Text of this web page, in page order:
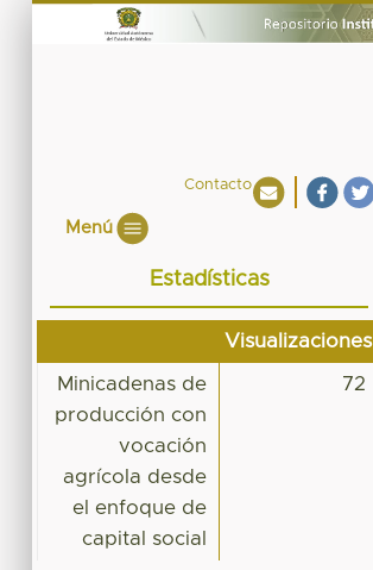
Contacto
Menú
Estadísticas
Visualizaciones
Minicadenas de
producción con
vocación
agrícola desde
el enfoque de
capital social
72